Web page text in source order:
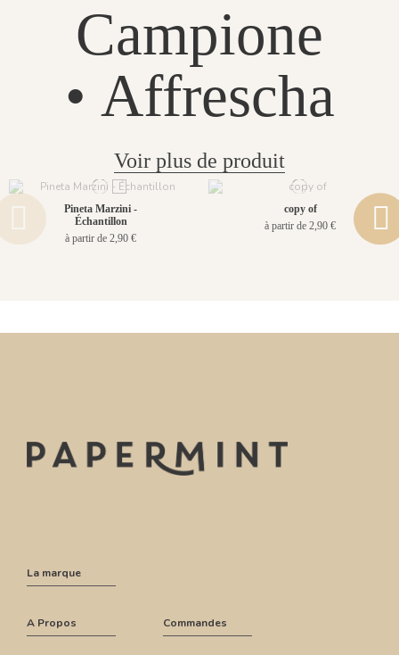
Campione
• Affrescha
Voir plus de produit
Pineta Marzini -
Échantillon
à partir de 2,90 €
copy of
à partir de 2,90 €
La marque
A Propos Commandes